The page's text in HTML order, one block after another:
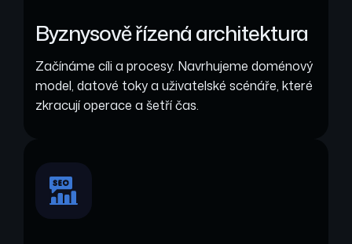
Byznysově řízená architektura
Začínáme cíli a procesy. Navrhujeme doménový
model, datové toky a uživatelské scénáře, které
zkracují operace a šetří čas.